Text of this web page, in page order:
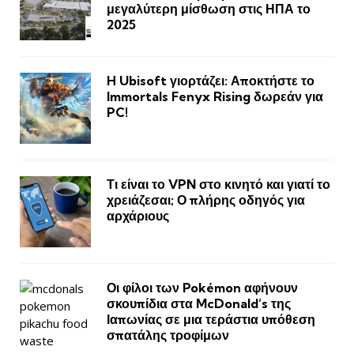
μεγαλύτερη μίσθωση στις ΗΠΑ το
2025
H Ubisoft γιορτάζει: Αποκτήστε το
Immortals Fenyx Rising δωρεάν για
PC!
Τι είναι το VPN στο κινητό και γιατί το
χρειάζεσαι; Ο πλήρης οδηγός για
αρχάριους
Οι φίλοι των Pokémon αφήνουν
σκουπίδια στα McDonald’s της
Ιαπωνίας σε μια τεράστια υπόθεση
σπατάλης τροφίμων